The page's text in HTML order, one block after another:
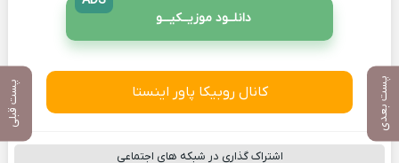
پست بعدی پست قبلی
دانلــود موزیــکیـــو
کانال روبیکا پاور اینستا
اشتراک گذاری در شبکه های اجتماعی